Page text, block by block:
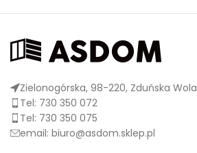
Zielonogórska, 98-220, Zduńska Wola
Tel: 730 350 072
Tel: 730 350 075
email: biuro@asdom.sklep.pl